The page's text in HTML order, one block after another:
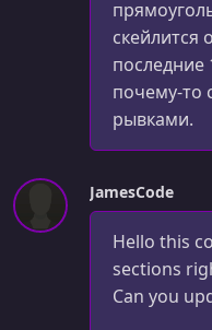
скейлится
последние
почему-то
рывками.
JamesCode
Hello this
sections
Can you